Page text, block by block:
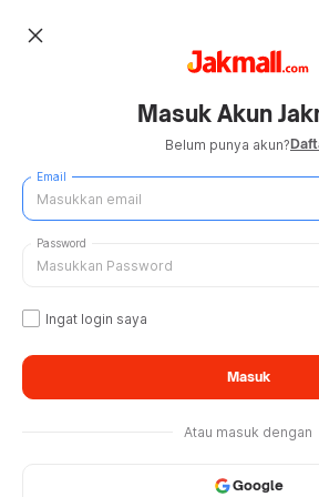
close
Masuk Akun
Belum punya akun?
Email
Password
Ingat login saya
Masuk
Atau masuk dengan
Google